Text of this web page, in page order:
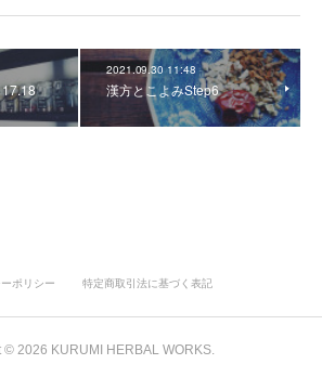
2021.09.30 11:48
漢方とこよみStep6
ポリシー 特定商取引法に基づく表記
© 2026 KURUMI HERBAL WORKS.